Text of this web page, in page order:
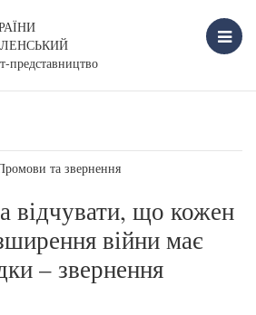
представництво
та звернення
відчувати, що кожен
війни має
– звернення